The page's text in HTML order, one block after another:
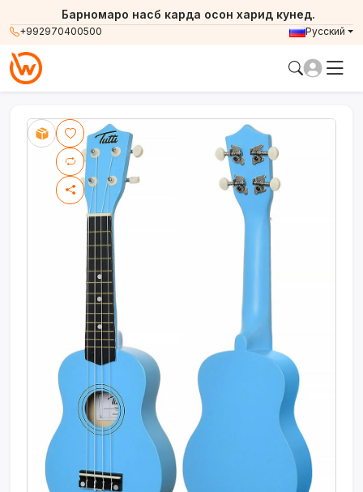
+992970400500
Барномаро насб карда осон харид кунед.
Русский